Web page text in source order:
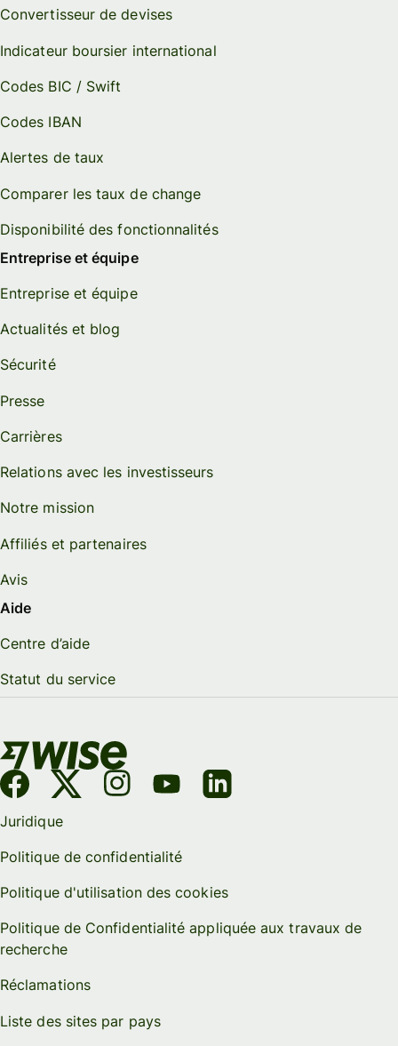
Convertisseur de devises
Indicateur boursier international
Codes BIC / Swift
Codes IBAN
Alertes de taux
Comparer les taux de change
Disponibilité des fonctionnalités
Entreprise et équipe
Entreprise et équipe
Actualités et blog
Sécurité
Presse
Carrières
Relations avec les investisseurs
Notre mission
Affiliés et partenaires
Avis
Aide
Centre d’aide
Statut du service
Juridique
Politique de confidentialité
Politique d'utilisation des cookies
Politique de Confidentialité appliquée aux travaux de
recherche
Réclamations
Liste des sites par pays